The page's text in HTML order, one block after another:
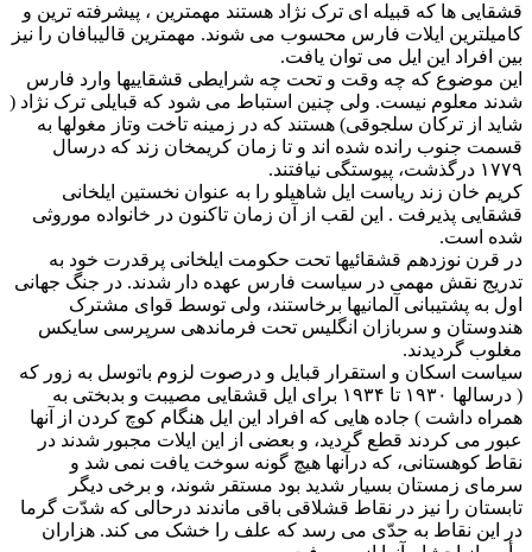
قشقایی ها که قبیله ای ترک نژاد هستند مهمترین ، پیشرفته ترین و
کامیلترین ایلات فارس محسوب می شوند. مهمترین قالیبافان را نیز
بین افراد این ایل می توان یافت.
این موضوع که چه وقت و تحت چه شرایطی قشقاییها وارد فارس
شدند معلوم نیست. ولی چنین استباط می شود که قبایلی ترک نژاد (
شاید از ترکان سلجوقی) هستند که در زمینه تاخت وتاز مغولها به
قسمت جنوب رانده شده اند و تا زمان کریمخان زند که درسال
۱۷۷۹ درگذشت، پیوستگی نیافتند.
کریم خان زند ریاست ایل شاهیلو را به عنوان نخستین ایلخانی
قشقایی پذیرفت . این لقب از آن زمان تاکنون در خانواده موروثی
شده است.
در قرن نوزدهم قشقائیها تحت حکومت ایلخانی پرقدرت خود به
تدریج نقش مهمی در سیاست فارس عهده دار شدند. در جنگ جهانی
اول به پشتیبانی آلمانیها برخاستند، ولی توسط قوای مشترک
هندوستان و سربازان انگلیس تحت فرماندهی سرپرسی سایکس
مغلوب گردیدند.
سیاست اسکان و استقرار قبایل و درصوت لزوم باتوسل به زور که
( درسالها ۱۹۳۰ تا ۱۹۳۴ برای ایل قشقایی مصیبت و بدبختی به
همراه داشت ) جاده هایی که افراد این ایل هنگام کوچ کردن از آنها
عبور می کردند قطع گردید، و بعضی از این ایلات مجبور شدند در
نقاط کوهستانی، که درآنها هیچ گونه سوخت یافت نمی شد و
سرمای زمستان بسیار شدید بود مستقر شوند، و برخی دیگر
تابستان را نیز در نقاط قشلاقی باقی ماندند درحالی که شدّت گرما
در این نقاط به حدّی می رسد که علف را خشک می کند. هزاران